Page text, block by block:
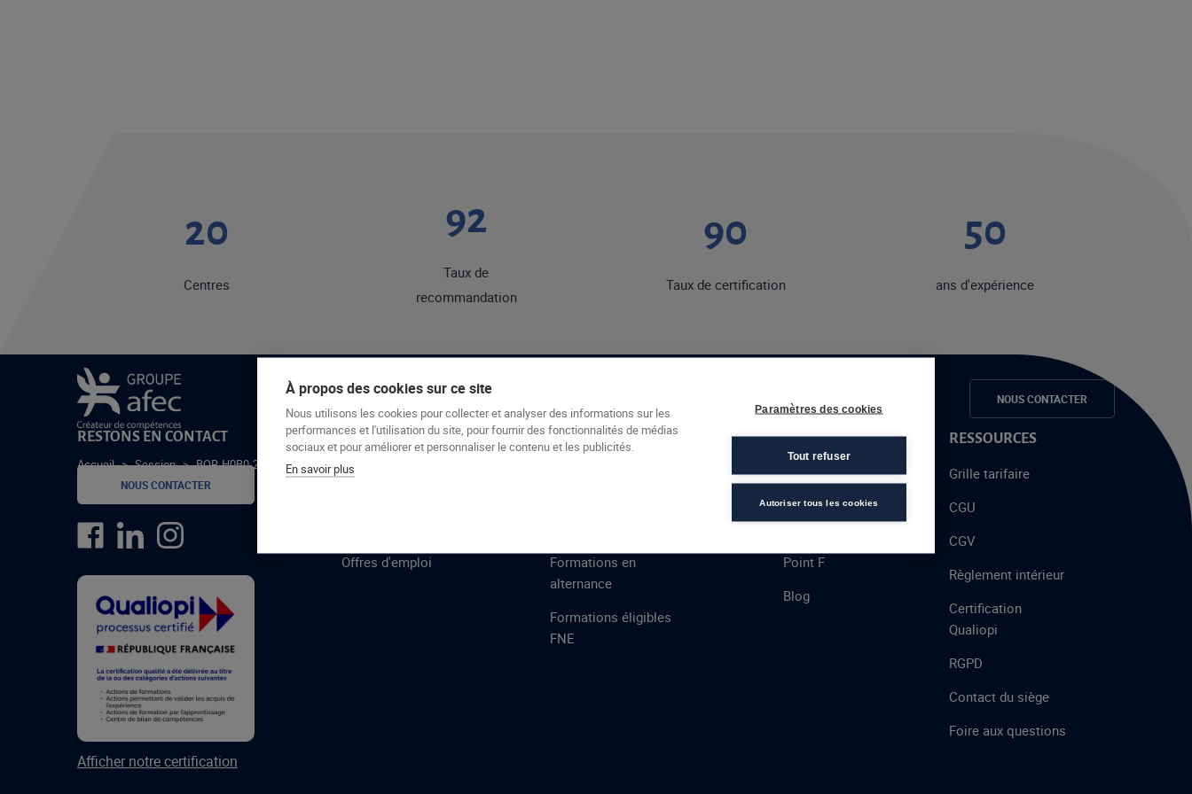
Le groupe Afec Formations Espace candidats NOUS CONTACTER
Accueil > Session > BOR-H0B0-24-3
20
Centres
92
Taux de
recommandation
90
Taux de certification
50
ans d'expérience
RESTONS EN CONTACT
NOUS CONTACTER
Afficher notre certification
GROUPE AFEC
Formations
Offres d'emploi
PRESTATIONS
Formations en
alternance
Formations éligibles
FNE
À PROPOS
Talent
Point F
Blog
RESSOURCES
Grille tarifaire
CGU
CGV
Règlement intérieur
Certification
Qualiopi
RGPD
Contact du siège
Foire aux questions
À propos des cookies sur ce site
Nous utilisons les cookies pour collecter et analyser des informations sur les
performances et l'utilisation du site, pour fournir des fonctionnalités de médias
sociaux et pour améliorer et personnaliser le contenu et les publicités.
En savoir plus
Paramètres des cookies
Tout refuser
Autoriser tous les cookies